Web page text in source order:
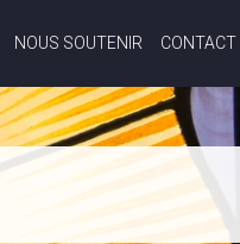
NOUS SOUTENIR CONTACT